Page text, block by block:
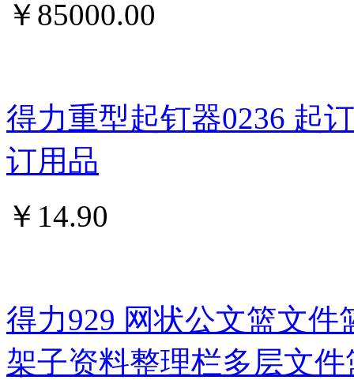
￥ 85000.00
得力重型起钉器0236 起
订用品
￥ 14.90
得力929 网状公文篮文
架子资料整理栏多层文件